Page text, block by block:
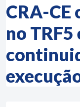
CRA-
no